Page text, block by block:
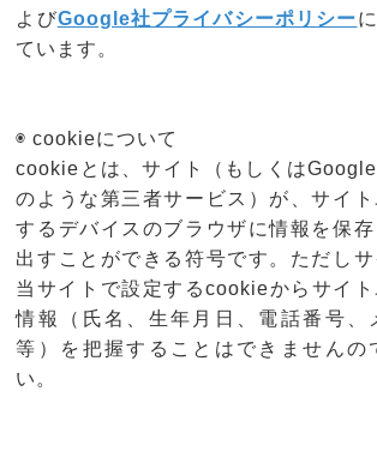
よびGoogle社プライバシーポリシー
ています。
◉ cookieについて
cookieとは、サイト（もしくは
のような第三者サービス）が、サイ
するデバイスのブラウザに情報を保存
出すことができる符号です。ただしサ
当サイトで設定するcookieからサイト
情報（氏名、生年月日、電話番号、
等）を把握することはできませんの
い。